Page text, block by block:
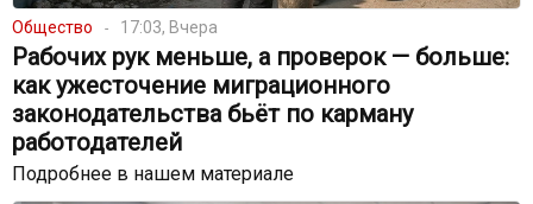
Общество 17:03, Вчера
Рабочих рук меньше, а проверок — больше:
как ужесточение миграционного
законодательства бьёт по карману
работодателей
Подробнее в нашем материале